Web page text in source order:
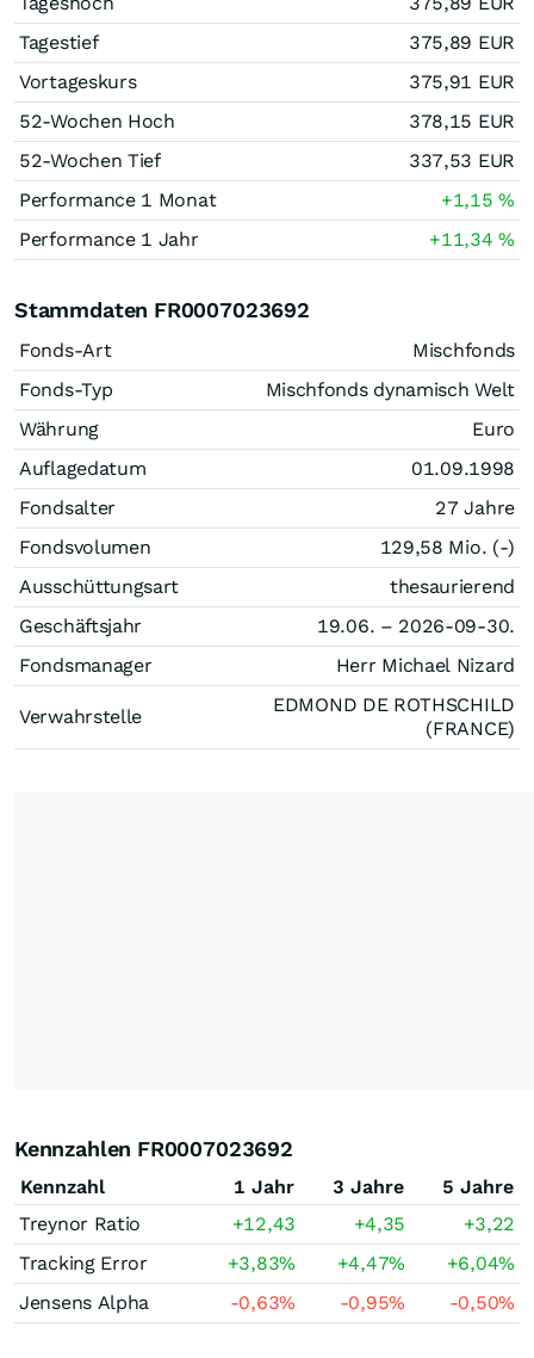
Tagestief
375,89 EUR
Vortageskurs
375,91 EUR
52-Wochen Hoch
378,15 EUR
52-Wochen Tief
337,53 EUR
Performance 1 Monat
+1,15%
Performance 1 Jahr
+11,34%
Stammdaten FR0007023692
Fonds-Art
Mischfonds
Fonds-Typ
Mischfonds dynamisch Welt
Währung
Euro
Auflagedatum
01.09.1998
Fondsalter
27 Jahre
Fondsvolumen
129,58 Mio. (-)
Ausschüttungsart
thesaurierend
Geschäftsjahr
19.06. – 2026-09-30.
Fondsmanager
Herr Michael Nizard
Verwahrstelle
EDMOND DE ROTHSCHILD
(FRANCE)
Kennzahlen FR0007023692
Kennzahl 1 Jahr 3 Jahre
5 Jahre
Treynor Ratio
+12,43 +4,35
+3,22
Tracking Error
+3,83% +4,47% +6,04%
Jensens Alpha
-0,63% -0,95% -0,50%